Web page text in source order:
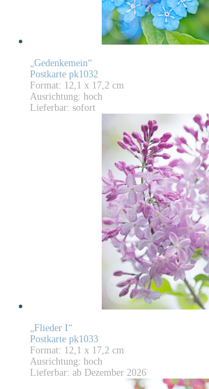
„Gedenkemein“
Postkarte pk1032
Format: 12,1 x 17,2 cm
Ausrichtung: hoch
Lieferbar: sofort
„Flieder I“
Postkarte pk1033
Format: 12,1 x 17,2 cm
Ausrichtung: hoch
Lieferbar: ab Dezember 2026